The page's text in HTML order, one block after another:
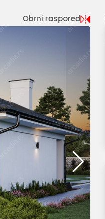
Obrni raspored